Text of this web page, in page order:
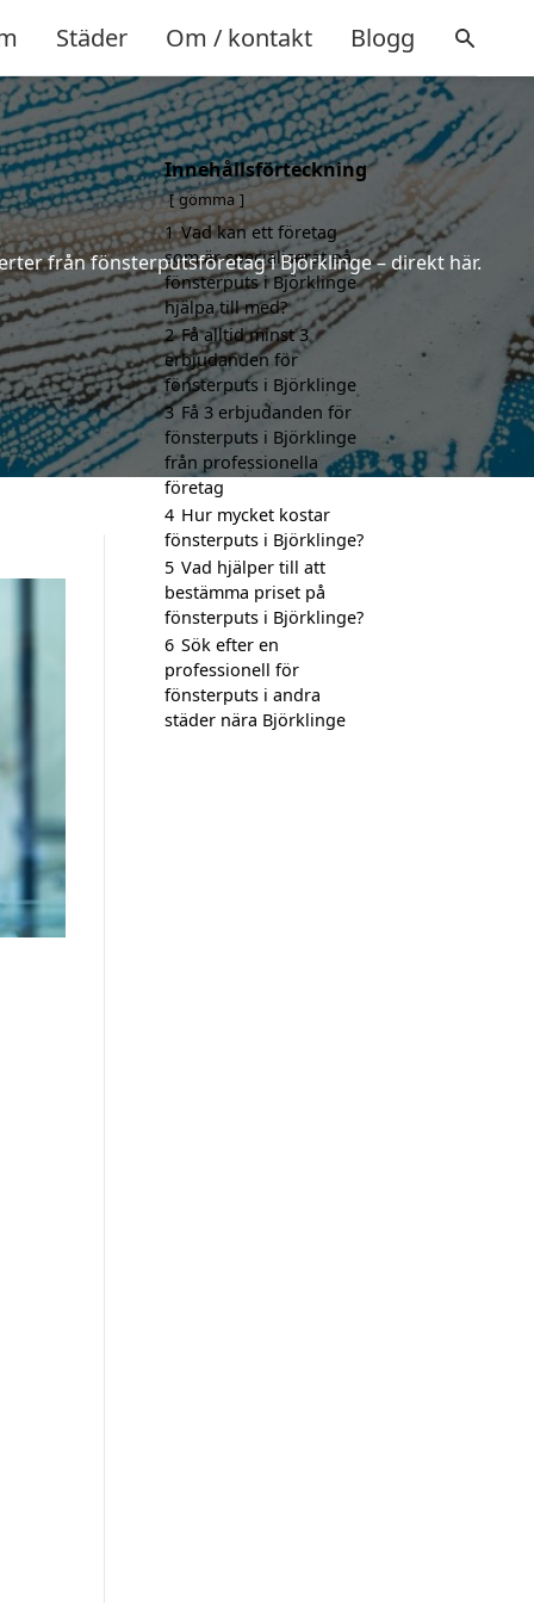
Städer Om / kontakt Blogg
från fönsterputsföretag i Björklinge – direkt här.
Innehållsförteckning
gömma
1 Vad kan ett företag
som är specialiserat på
fönsterputs i Björklinge
hjälpa till med?
2 Få alltid minst 3
erbjudanden för
fönsterputs i Björklinge
3 Få 3 erbjudanden för
fönsterputs i Björklinge
från professionella
företag
4 Hur mycket kostar
fönsterputs i Björklinge?
5 Vad hjälper till att
bestämma priset på
fönsterputs i Björklinge?
6 Sök efter en
professionell för
fönsterputs i andra
städer nära Björklinge